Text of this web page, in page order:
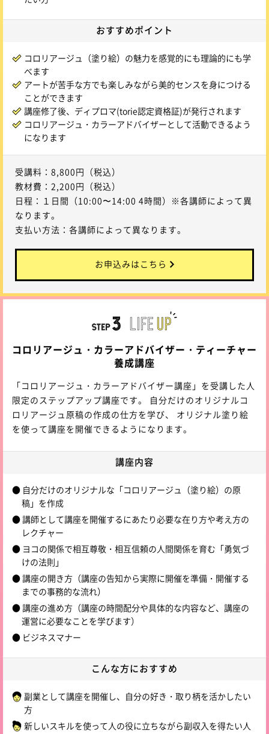
おすすめポイント
コロリアージュ（塗り絵）の魅力を感覚的にも理論的にも学
べます
アートが苦手な方でも楽しみながら美的センスを身につける
ことができます
講座修了後、ディプロマ(torie認定資格証)が発行されます
コロリアージュ・カラーアドバイザーとして活動できるよう
になります
受講料：8,800円（税込）
教材費：2,200円（税込）
日程：１日間（10:00〜14:00 4時間）※各講師によって異
なります。
支払い方法：各講師によって異なります。
お申込みはこちら
コロリアージュ・カラーアドバイザー・ティーチャー
養成講座
「コロリアージュ・カラーアドバイザー講座」を受講した人
限定のステップアップ講座です。 自分だけのオリジナルコ
ロリアージュ原稿の作成の仕方を学び、 オリジナル塗り絵
を使って講座を開催できるようになります。
講座内容
● 自分だけのオリジナルな「コロリアージュ（塗り絵）の原
稿」を作成
● 講師として講座を開催するにあたり必要な在り方や考え方の
レクチャー
● ヨコの関係で相互尊敬・相互信頼の人間関係を育む「勇気づ
けの法則」
● 講座の開き方（講座の告知から実際に開催を準備・開催する
までの事務的な流れ）
● 講座の進め方（講座の時間配分や具体的な内容など、講座の
運営に必要なことを学びます）
● ビジネスマナー
こんな方におすすめ
副業として講座を開催し、自分の好き・取り柄を活かしたい
方
新しいスキルを使って人の役に立ちながら副収入を得たい人